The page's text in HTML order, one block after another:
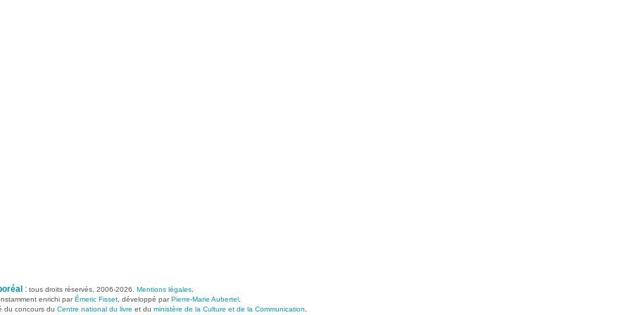
: tous droits réservés, 2006-2026. Mentions légales
enrichi parÉmeric Fisset , développé parPierre-Marie Aubertel
du concours du Centre national du livre et du ministère de la Culture et de la Communication